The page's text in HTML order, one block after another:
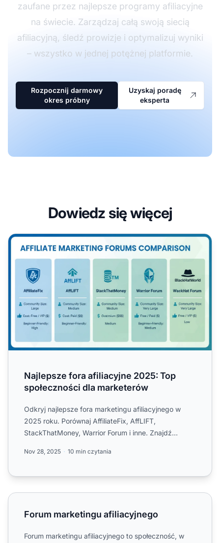
zaufane przez najlepsze programy afiliacyjne
na świecie. Zarządzaj całą swoją siecią
afiliacyjną, śledź prowizje i optymalizuj wyniki
– wszystko w jednej potężnej platformie.
Rozpocznij darmowy
okres próbny
Uzyskaj poradę
eksperta
Dowiedz się więcej
Najlepsze fora afiliacyjne 2025: Top społeczności dla
Najlepsze fora afiliacyjne 2025: Top
społeczności dla marketerów
Odkryj najlepsze fora marketingu afiliacyjnego w
2025 roku. Porównaj AffiliateFix, AffLIFT,
StackThatMoney, Warrior Forum i inne. Znajdź
Nov 28, 2025 10 min czytania
Forum marketingu afiliacyjnego
Forum marketingu afiliacyjnego
Forum marketingu afiliacyjnego to społeczność, w